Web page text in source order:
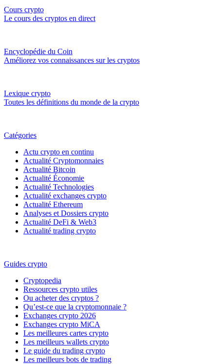
Cours crypto
Le cours des cryptos en direct
Encyclopédie du Coin
Améliorez vos connaissances sur les cryptos
Lexique crypto
Toutes les définitions du monde de la crypto
Catégories
Actu crypto en continu
Actualité Cryptomonnaies
Actualité Bitcoin
Actualité Économie
Actualité Technologies
Actualité exchanges crypto
Actualité Ethereum
Analyses et Dossiers crypto
Actualité DeFi & Web3
Actualité trading crypto
Guides crypto
Cryptopedia
Ressources crypto utiles
Ou acheter des cryptos ?
Qu’est-ce que la cryptomonnaie ?
Exchanges crypto 2026
Exchanges crypto MiCA
Les meilleures cartes crypto
Les meilleurs wallets crypto
Le guide du trading crypto
Les meilleurs bots de trading